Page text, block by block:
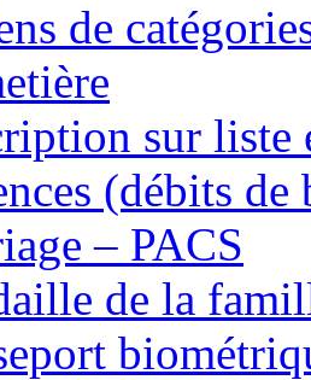
de
sur liste
(débits de
– PACS
de la